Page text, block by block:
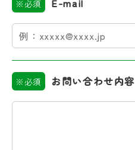
※必須 E-mail
※必須 お問い合わせ内容